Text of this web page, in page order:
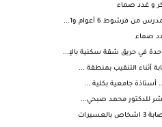
و غدد صماء
فرشوط 6 أعوام و1...
صماء
أثناء التنقيب بمنطقة ...
أستاذة جامعية بكلية ...
للدكتور محمد صبحي...